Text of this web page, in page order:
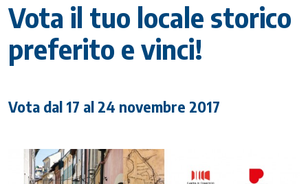
Vota il tuo locale storico
preferito e vinci!
Vota dal 17 al 24 novembre 2017